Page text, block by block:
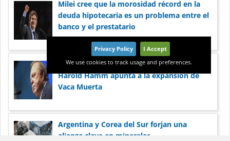
Milei cree que la morosidad récord en la
deuda hipotecaria es un problema entre el
banco y el prestatario
Pionero del esquisto estadounidense
Harold Hamm apunta a la expansión de
Vaca Muerta
Argentina y Corea del Sur forjan una
alianza clave en minerales
Privacy Policy
I Accept
We use cookies to track usage and preferences.